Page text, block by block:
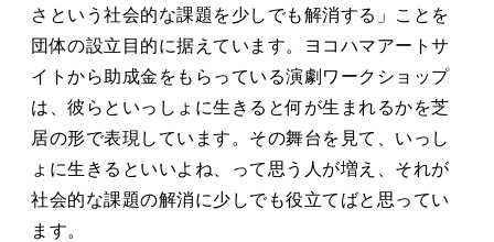
さという社会的な課題を少しでも解消する」ことを
団体の設立目的に据えています。ヨコハマアートサ
イトから助成金をもらっている演劇ワークショップ
は、彼らといっしょに生きると何が生まれるかを芝
居の形で表現しています。その舞台を見て、いっし
ょに生きるといいよね、って思う人が増え、それが
社会的な課題の解消に少しでも役立てばと思ってい
ます。